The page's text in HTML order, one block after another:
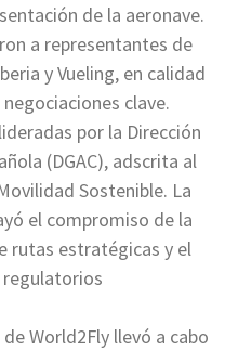
de la aeronave.
a representantes de
y Vueling, en calidad
clave.
por la Dirección
(DGAC), adscrita al
Sostenible. La
el compromiso de la
rutas estratégicas y el
World2Fly llevó a cabo